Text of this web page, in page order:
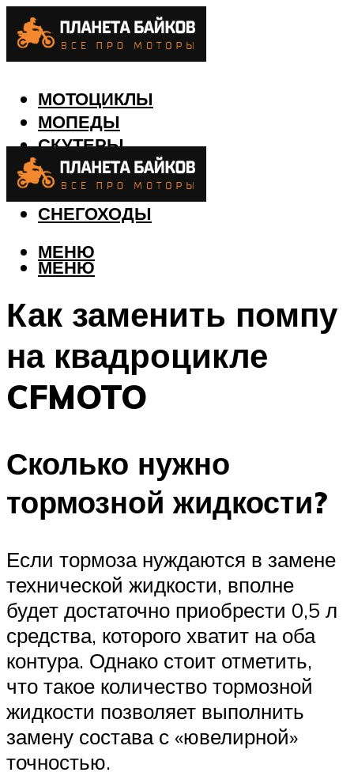
МОТОЦИКЛЫ
МОПЕДЫ
СКУТЕРЫ
КВАДРОЦИКЛЫ
ЛОДКИ
СНЕГОХОДЫ
МЕНЮ
МЕНЮ
Как заменить помпу
на квадроцикле
CFMOTO
Сколько нужно
тормозной жидкости?
Если тормоза нуждаются в замене
технической жидкости, вполне
будет достаточно приобрести 0,5 л
средства, которого хватит на оба
контура. Однако стоит отметить,
что такое количество тормозной
жидкости позволяет выполнить
замену состава с «ювелирной»
точностью.